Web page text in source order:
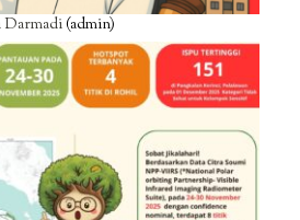
Darmadi(admin)